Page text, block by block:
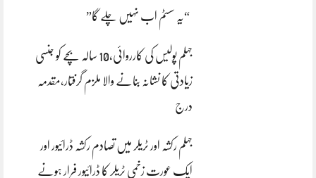
“یہ سسٹم اب نہیں چلے گا”
جہلم پولیس کی کارروائی،10 سالہ بچے کو جنسی
زیادتی کا نشانہ بنانے والا ملزم گرفتار،مقدمہ
درج
جہلم رکشہ اور ٹریلر میں تصادم رکشہ ڈرائیور اور
ایک عورت زخمی ٹریلر کا ڈرائیور فرار ہونے